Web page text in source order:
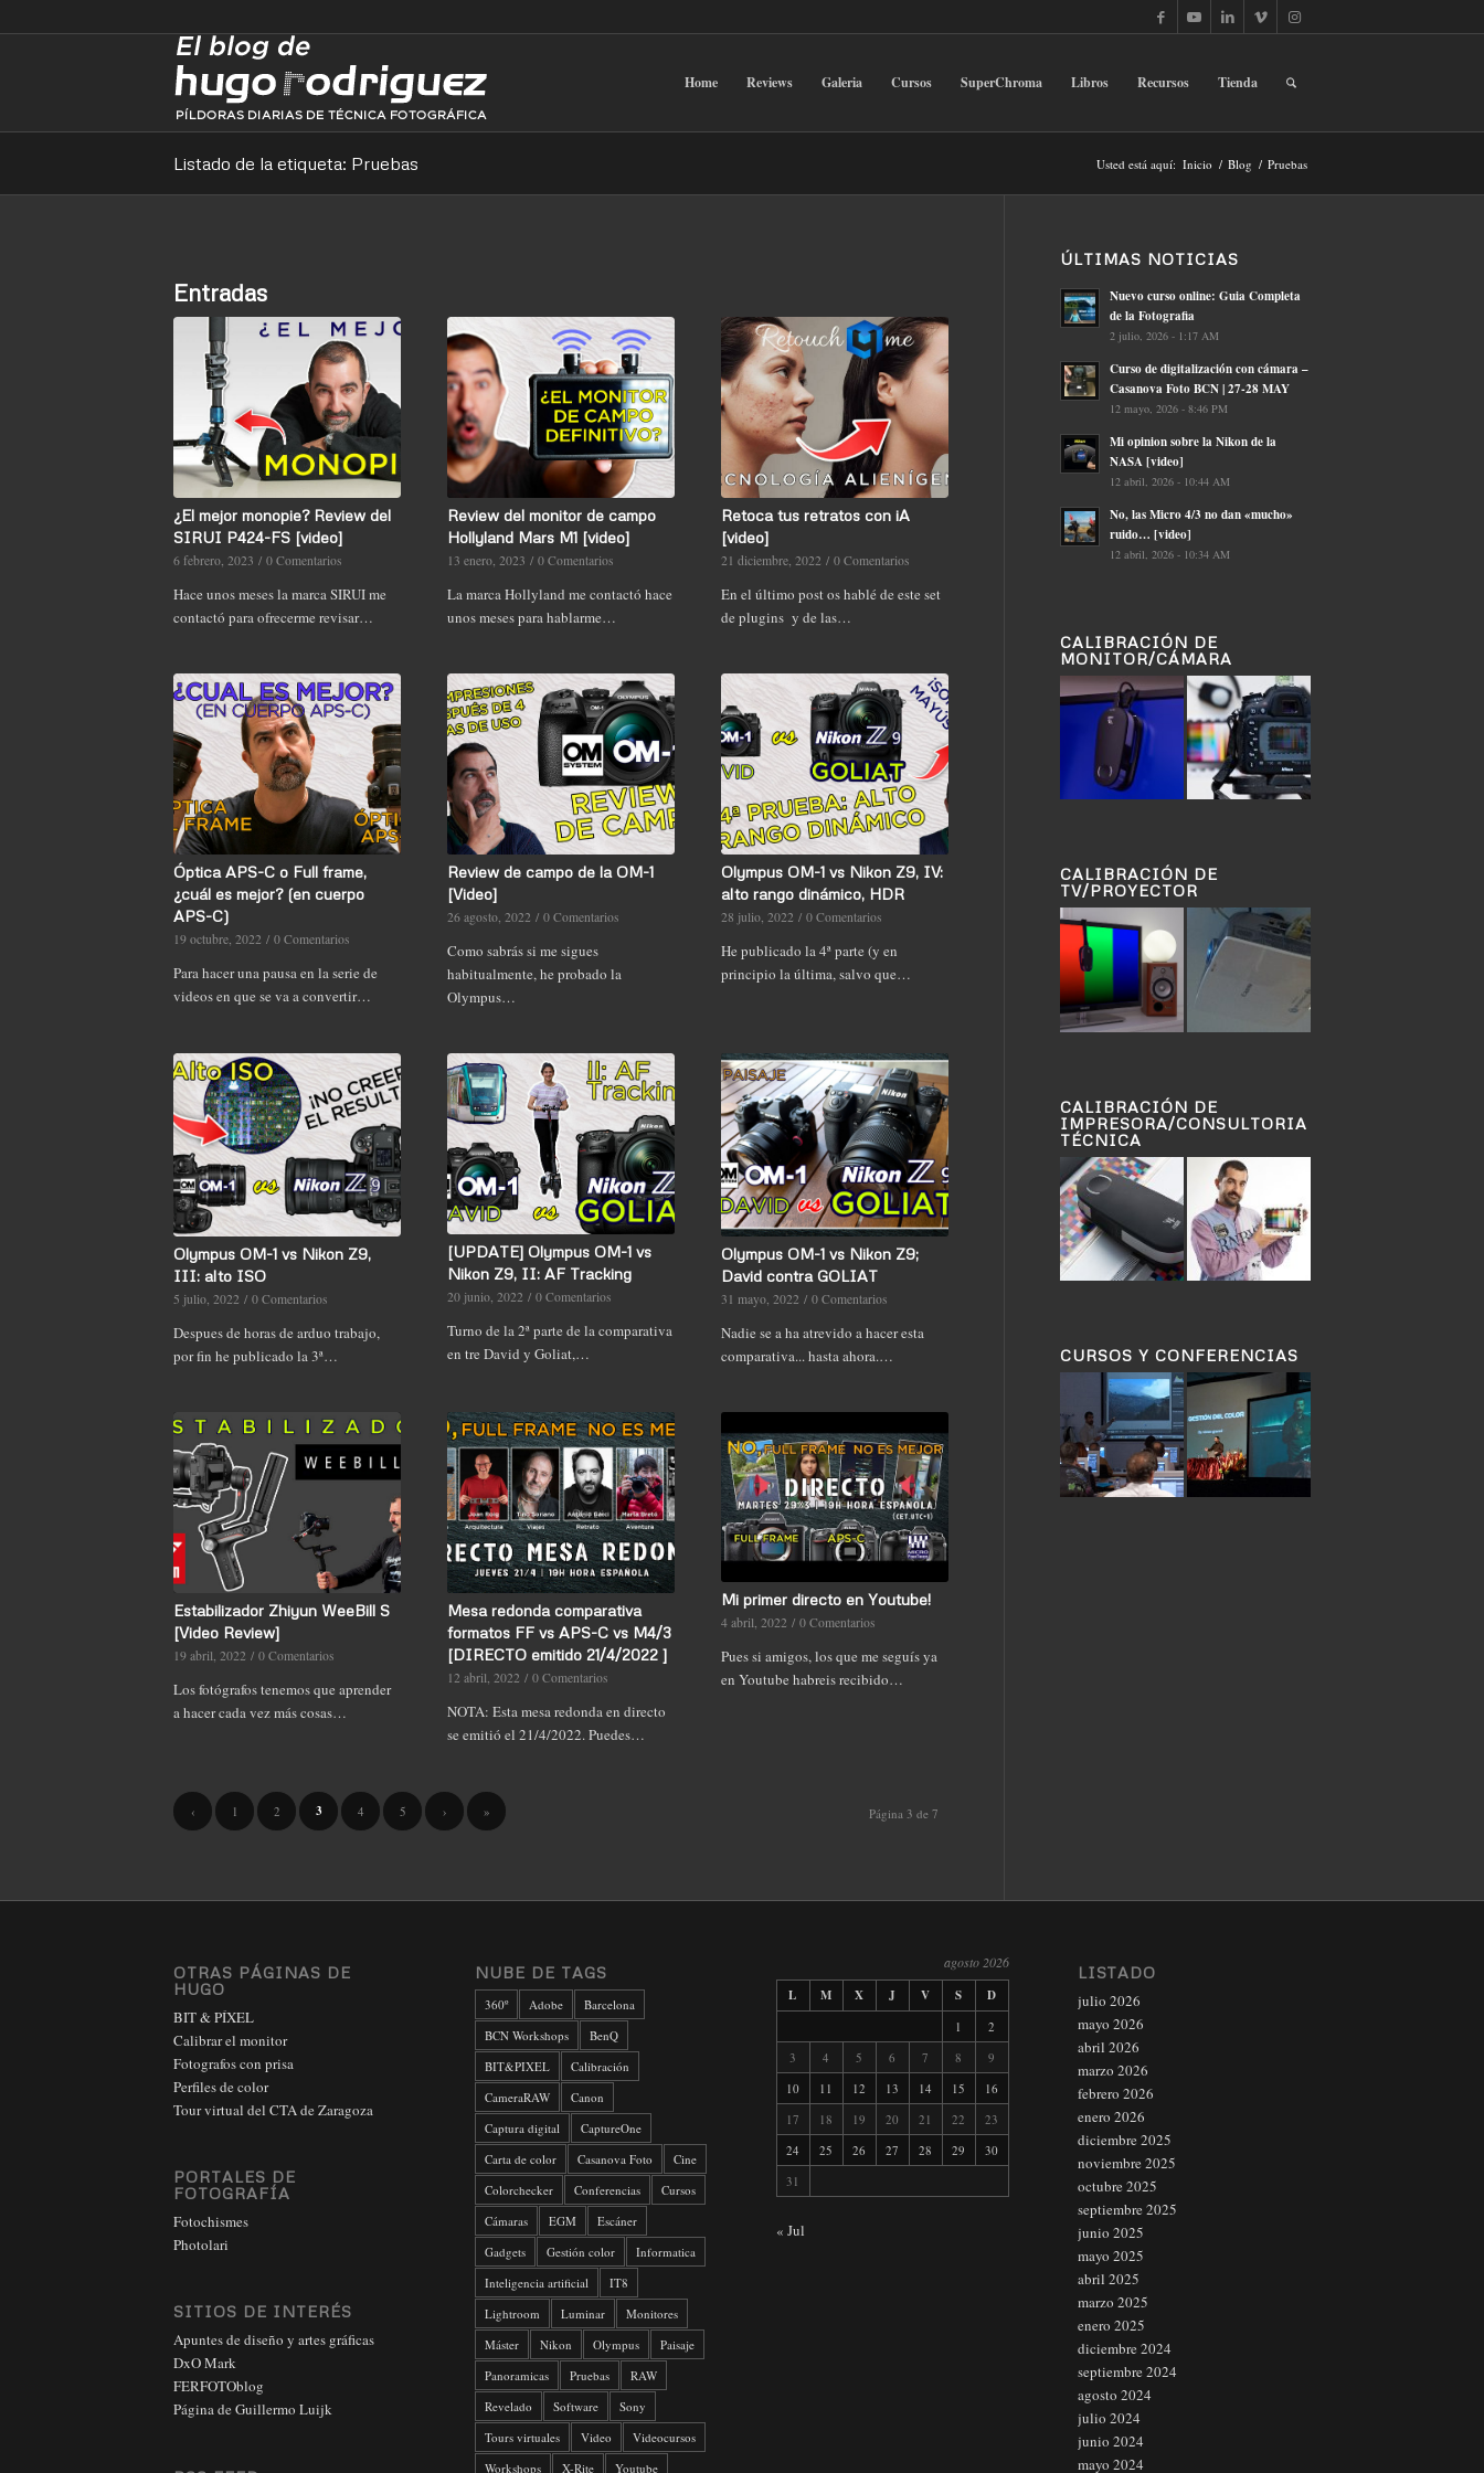
Home Reviews Galeria Cursos SuperChroma Libros Recursos Tienda
Listado de la etiqueta: Pruebas Usted está aquí: Inicio / Blog / Pruebas
Entradas
¿El mejor monopie? Review del
SIRUI P424-FS [video]
6 febrero, 2023 / 0 Comentarios
Hace unos meses la marca SIRUI me
contactó para ofrecerme revisar…
Review del monitor de campo
Hollyland Mars M1 [video]
13 enero, 2023 / 0 Comentarios
La marca Hollyland me contactó hace
unos meses para hablarme…
Retoca tus retratos con iA
[video]
21 diciembre, 2022 / 0 Comentarios
En el último post os hablé de este set
de plugins y de las…
Óptica APS-C o Full frame,
¿cuál es mejor? (en cuerpo
APS-C)
19 octubre, 2022 / 0 Comentarios
Para hacer una pausa en la serie de
videos en que se va a convertir…
Review de campo de la OM-1
[Video]
26 agosto, 2022 / 0 Comentarios
Como sabrás si me sigues
habitualmente, he probado la
Olympus…
Olympus OM-1 vs Nikon Z9, IV:
alto rango dinámico, HDR
28 julio, 2022 / 0 Comentarios
He publicado la 4ª parte (y en
principio la última, salvo que…
Olympus OM-1 vs Nikon Z9,
III: alto ISO
5 julio, 2022 / 0 Comentarios
Despues de horas de arduo trabajo,
por fin he publicado la 3ª…
[UPDATE] Olympus OM-1 vs
Nikon Z9, II: AF Tracking
20 junio, 2022 / 0 Comentarios
Turno de la 2ª parte de la comparativa
en tre David y Goliat,…
Olympus OM-1 vs Nikon Z9;
David contra GOLIAT
31 mayo, 2022 / 0 Comentarios
Nadie se a ha atrevido a hacer esta
comparativa... hasta ahora.…
Estabilizador Zhiyun WeeBill S
[Video Review]
19 abril, 2022 / 0 Comentarios
Los fotógrafos tenemos que aprender
a hacer cada vez más cosas…
Mesa redonda comparativa
formatos FF vs APS-C vs M4/3
[DIRECTO emitido 21/4/2022 ]
12 abril, 2022 / 0 Comentarios
NOTA: Esta mesa redonda en directo
se emitió el 21/4/2022. Puedes…
Mi primer directo en Youtube!
4 abril, 2022 / 0 Comentarios
Pues si amigos, los que me seguís ya
en Youtube habreis recibido…
Página 3 de 7
‹ 1 2 3 4 5 › »
ÚLTIMAS NOTICIAS
Nuevo curso online: Guia Completa
de la Fotografia
2 julio, 2026 - 1:17 AM
Curso de digitalización con cámara –
Casanova Foto BCN | 27-28 MAY
12 mayo, 2026 - 8:46 PM
Mi opinion sobre la Nikon de la
NASA [video]
12 abril, 2026 - 10:44 AM
No, las Micro 4/3 no dan «mucho»
ruido… [video]
12 abril, 2026 - 10:34 AM
CALIBRACIÓN DE
MONITOR/CÁMARA
CALIBRACIÓN DE
TV/PROYECTOR
CALIBRACIÓN DE
IMPRESORA/CONSULTORIA
TÉCNICA
CURSOS Y CONFERENCIAS
OTRAS PÁGINAS DE
HUGO
BIT & PÍXEL
Calibrar el monitor
Fotografos con prisa
Perfiles de color
Tour virtual del CTA de Zaragoza
PORTALES DE
FOTOGRAFÍA
Fotochismes
Photolari
SITIOS DE INTERÉS
Apuntes de diseño y artes gráficas
DxO Mark
FERFOTOblog
Página de Guillermo Luijk
NUBE DE TAGS
360º Adobe
Barcelona
BCN Workshops
BenQ
BIT&PIXEL
Calibración
CameraRAW
Canon
Captura digital
CaptureOne
Carta de color
Casanova Foto
Cine
Colorchecker
Conferencias
Cursos
Cámaras
EGM
Escáner
Gadgets
Gestión color
Informatica
Inteligencia artificial
IT8
Lightroom
Luminar
Monitores
Máster
Nikon Olympus
Paisaje
Panoramicas
Pruebas
RAW
Revelado
Software
Sony
Tours virtuales
Video
Videocursos
Workshops
X-Rite
Youtube
agosto 2026
L
M X J V S D
1
2
3
4 5 6 7 8
9
10
11 12 13 14 15
16
17
18 19 20 21 22
23
24
25 26 27 28 29
30
31
« Jul
LISTADO
julio 2026
mayo 2026
abril 2026
marzo 2026
febrero 2026
enero 2026
diciembre 2025
noviembre 2025
octubre 2025
septiembre 2025
junio 2025
mayo 2025
abril 2025
marzo 2025
enero 2025
diciembre 2024
septiembre 2024
agosto 2024
julio 2024
junio 2024
mayo 2024